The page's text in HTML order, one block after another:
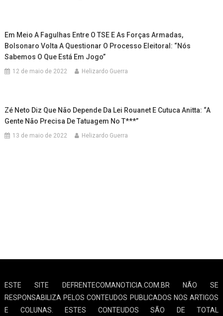
Em Meio A Fagulhas Entre O TSE E As Forças Armadas,
Bolsonaro Volta A Questionar O Processo Eleitoral: “Nós
Sabemos O Que Está Em Jogo”
12 de maio de 2022 Helizardo Guerra
Zé Neto Diz Que Não Depende Da Lei Rouanet E Cutuca Anitta: “a
Gente Não Precisa De Tatuagem No T***”
13 de maio de 2022 Helizardo Guerra
ESTE SITE DEFRENTECOMANOTICIA.COM.BR NÃO SE
RESPONSABILIZA PELOS CONTEUDOS PUBLICADOS NOS ARTIGOS
E COLUNAS. ESTES CONTEUDOS SÃO DE TOTAL